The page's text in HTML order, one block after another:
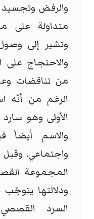
والرفض
متداولة على
وتشير إلى
والاحتجاج على
من تناقضات
الرغم من
الأولى وهو
والاسم أيضاً
واجتماعي.
المجموعة
ودلالتها
السرد